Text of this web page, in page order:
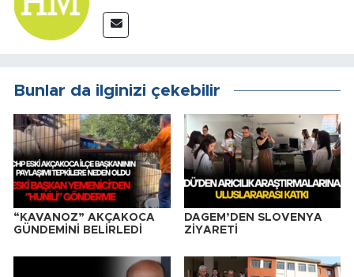
Bunlar da ilginizi çekebilir
“KAVANOZ” AKÇAKOCA
GÜNDEMİNİ BELİRLEDİ
DAGEM’DEN SLOVENYA
ZİYARETİ